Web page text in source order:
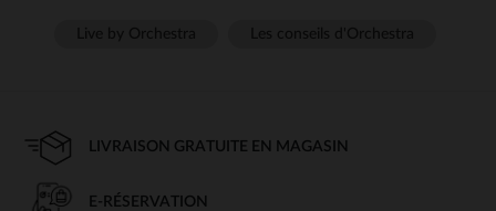
LIVRAISON GRATUITE EN MAGASIN
E-RÉSERVATION